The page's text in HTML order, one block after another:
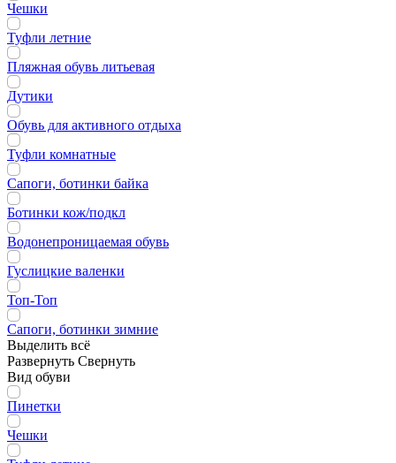
Чешки
Туфли летние
Пляжная обувь литьевая
Дутики
Обувь для активного отдыха
Туфли комнатные
Сапоги, ботинки байка
Ботинки кож/подкл
Водонепроницаемая обувь
Гуслицкие валенки
Топ-Топ
Сапоги, ботинки зимние
Выделить всё
Развернуть Свернуть
Вид обуви
Пинетки
Чешки